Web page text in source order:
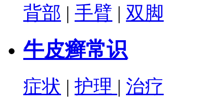
背部 | 手臂 | 双脚
牛皮癣常识
症状 | 护理 | 治疗